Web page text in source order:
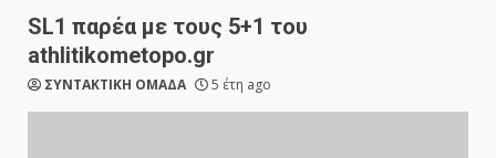
SL1 παρέα με τους 5+1 του
athlitikometopo.gr
ΣΥΝΤΑΚΤΙΚΗ ΟΜΑΔΑ 5 έτη ago